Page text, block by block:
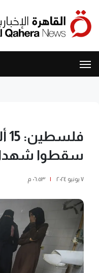
سقطوا
٧ يونيو ٢٠٢٤ | ٠٦:٥٣ م